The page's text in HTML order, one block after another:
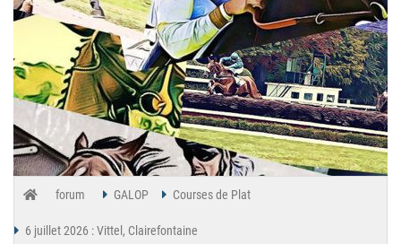
forum GALOP Courses de Plat
6 juillet 2026 : Vittel, Clairefontaine